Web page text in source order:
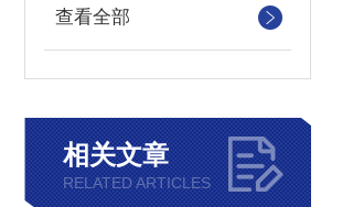
查看全部
相关文章
RELATED ARTICLES